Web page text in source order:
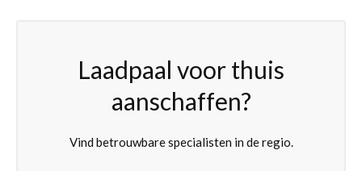
Laadpaal voor thuis
aanschaffen?
Vind betrouwbare specialisten in de regio.